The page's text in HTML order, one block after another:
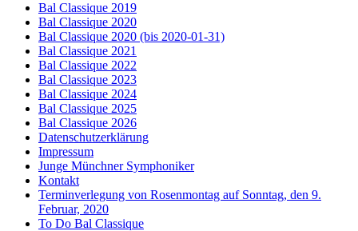
Bal Classique 2019
Bal Classique 2020
Bal Classique 2020 (bis 2020-01-31)
Bal Classique 2021
Bal Classique 2022
Bal Classique 2023
Bal Classique 2024
Bal Classique 2025
Bal Classique 2026
Datenschutzerklärung
Impressum
Junge Münchner Symphoniker
Kontakt
Terminverlegung von Rosenmontag auf Sonntag, den 9.
Februar, 2020
To Do Bal Classique